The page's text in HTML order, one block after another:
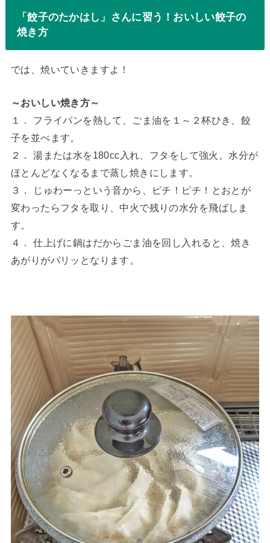
「餃子のたかはし」さんに習う！おいしい餃子の
焼き方
では、焼いていきますよ！
～おいしい焼き方～
１． フライパンを熱して、ごま油を１～２杯ひき、餃
子を並べます。
２． 湯または水を180cc入れ、フタをして強火。水分が
ほとんどなくなるまで蒸し焼きにします。
３． じゅわーっという音から、ピチ！ピチ！とおとが
変わったらフタを取り、中火で残りの水分を飛ばしま
す。
４． 仕上げに鍋はだからごま油を回し入れると、焼き
あがりがパリッとなります。